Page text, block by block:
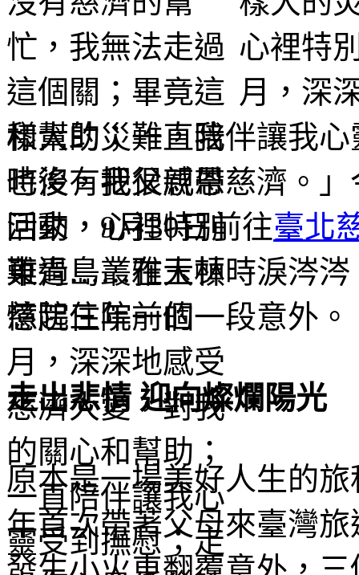
心裡特
月，深
和幫助；一直陪伴讓我
時後，我很感恩慈濟。
活動，9月30日前往臺北
東青島叢雅玉頓時淚涔
憶起三年前的一段意外。
走出悲情 迎向燦爛陽光
原本是一場美好人生的
年首次帶著父母來臺灣